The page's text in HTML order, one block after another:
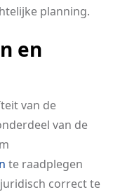
planning.
en
van de
van de
te raadplegen
correct te